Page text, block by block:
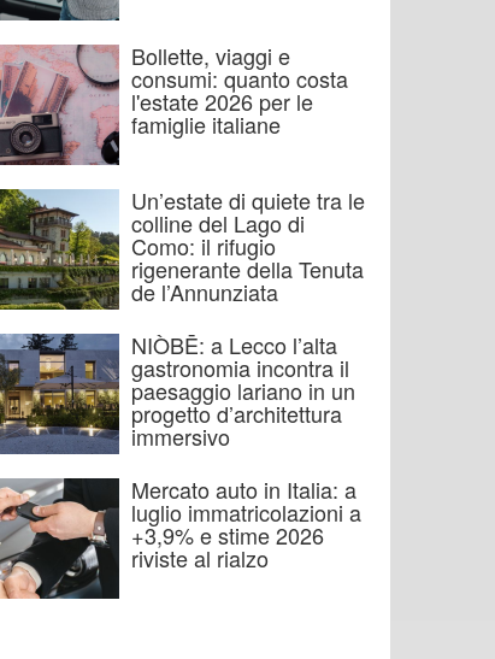
Bollette, viaggi e
consumi: quanto costa
l'estate 2026 per le
famiglie italiane
Un’estate di quiete tra le
colline del Lago di
Como: il rifugio
rigenerante della Tenuta
de l’Annunziata
NIÒBĒ: a Lecco l’alta
gastronomia incontra il
paesaggio lariano in un
progetto d’architettura
immersivo
Mercato auto in Italia: a
luglio immatricolazioni a
+3,9% e stime 2026
riviste al rialzo